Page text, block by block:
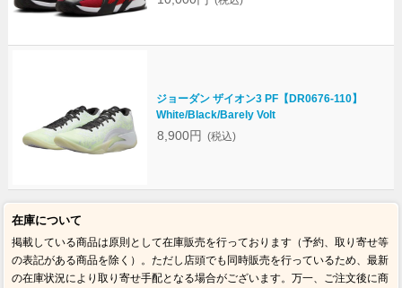
ジョーダン ザイオン3 PF【DR0676-110】
White/Black/Barely Volt
8,900円 (税込)
在庫について
掲載している商品は原則として在庫販売を行っております（予約、取り寄せ等
の表記がある商品を除く）。ただし店頭でも同時販売を行っているため、最新
の在庫状況により取り寄せ手配となる場合がございます。万一、ご注文後に商